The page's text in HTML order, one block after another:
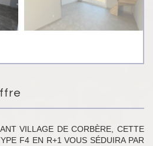
VILLAGE DE CORBÈRE, CETTE
F4 EN R+1 VOUS SÉDUIRA PAR